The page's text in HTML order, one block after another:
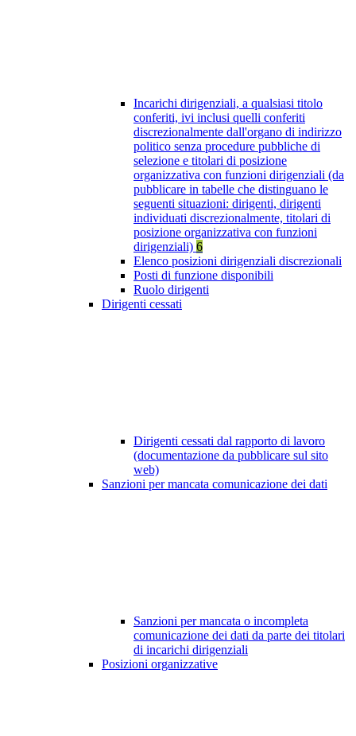
Incarichi dirigenziali, a qualsiasi titolo
conferiti, ivi inclusi quelli conferiti
discrezionalmente dall'organo di indirizzo
politico senza procedure pubbliche di
selezione e titolari di posizione
organizzativa con funzioni dirigenziali (da
pubblicare in tabelle che distinguano le
seguenti situazioni: dirigenti, dirigenti
individuati discrezionalmente, titolari di
posizione organizzativa con funzioni
dirigenziali) 6
Elenco posizioni dirigenziali discrezionali
Posti di funzione disponibili
Ruolo dirigenti
Dirigenti cessati
Dirigenti cessati dal rapporto di lavoro
(documentazione da pubblicare sul sito
web)
Sanzioni per mancata comunicazione dei dati
Sanzioni per mancata o incompleta
comunicazione dei dati da parte dei titolari
di incarichi dirigenziali
Posizioni organizzative